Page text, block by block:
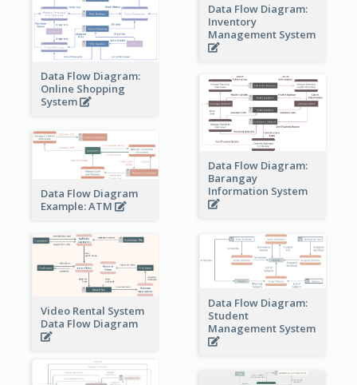
Data Flow Diagram:
Inventory
Management System
Data Flow Diagram:
Online Shopping
System
Data Flow Diagram:
Barangay
Information System
Data Flow Diagram
Example: ATM
Video Rental System
Data Flow Diagram
Data Flow Diagram:
Student
Management System